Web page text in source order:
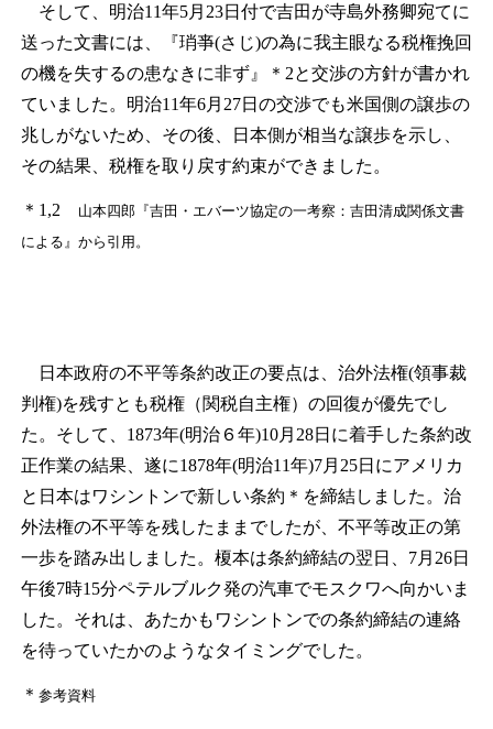
そして、明治11年5月23日付で吉田が寺島外務卿宛てに
送った文書には、『琑亊(さじ)の為に我主眼なる税権挽回
の機を失するの患なきに非ず』
＊2と交渉の方針が書かれ
ていました。明治11年6月27日の交渉でも米国側の譲歩の
兆しがないため、その後、日本側が相当な譲歩を示し、
その結果、税権を取り戻す約束ができました。
＊1,2
山本四郎『吉田・エバーツ協定の一考察：吉田清成関係文書
による』から引用。
日本政府の不平等条約改正の要点は、治外法権(領事裁
判権)を残すとも税権（関税自主権）の回復が優先でし
た。そして、1873年(明治６年)10月28日に着手した条約改
正作業の結果、遂に1878年(明治11年)7月25日にアメリカ
と日本はワシントンで新しい条約 ＊ を締結しました。治
外法権の不平等を残したままでしたが、不平等改正の第
一歩を踏み出しました。榎本は条約締結の翌日、7月26日
午後7時15分ペテルブルク発の汽車でモスクワへ向かいま
した。それは、あたかもワシントンでの条約締結の連絡
を待っていたかのようなタイミングでした。
＊ 参考資料